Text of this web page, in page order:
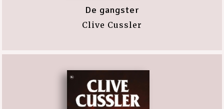
De gangster
Clive Cussler